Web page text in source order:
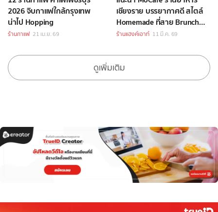
2026 จิบกาแฟใกล้กรุงเทพ
น่าไป Hopping
ร้านกาแฟ 21 เม.ย. 69
เชียงราย บรรยากาศดี สไตล์
Homemade ที่สาย Brunch
และเบเกอรี่ต้องตกหลุมรัก!
ร้านแฮงค์เอาท์ 11 มี.ค. 69
ดูเพิ่มเติม